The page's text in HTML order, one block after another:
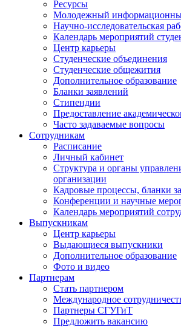
Ресурсы
Молодежный
Научно-исследовательская
Календарь мероприятий
Центр карьеры
Студенческие объединения
Студенческие общежития
Дополнительное образование
Бланки заявлений
Стипендии
Предоставление
Часто задаваемые вопросы
Сотрудникам
Расписание
Личный кабинет
Структура и органы
организации
Кадровые процессы, бланки
Конференции и научные
Календарь мероприятий
Выпускникам
Центр карьеры
Выдающиеся выпускники
Дополнительное образование
Фото и видео
Партнерам
Стать партнером
Международное
Партнеры СГУГиТ
Предложить вакансию